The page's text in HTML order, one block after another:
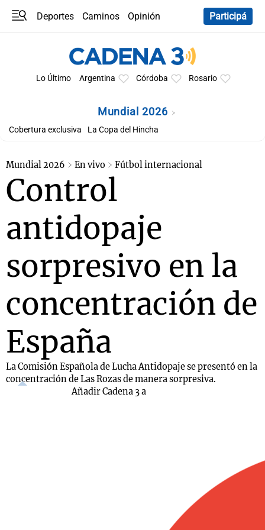
Deportes Caminos
Opinión
Participá
Lo Último Argentina Córdoba Rosario
Mundial 2026
Cobertura exclusiva La Copa del Hincha
Mundial 2026 En vivo Fútbol internacional
Control
antidopaje
sorpresivo en la
concentración de
España
La Comisión Española de Lucha Antidopaje se presentó en la
concentración de Las Rozas de manera sorpresiva.
Añadir Cadena 3 a